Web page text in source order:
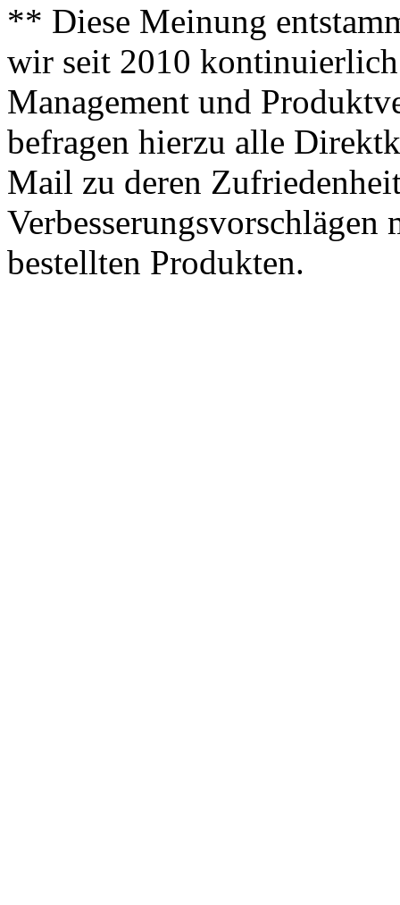
** Diese Meinung
wir seit 2010
Management und
befragen hierzu alle
Mail zu deren
bestellten Produkten.